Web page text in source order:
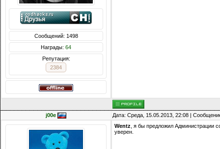
Сообщений: 1498
Награды: 64
Репутация:
2384
j00e Дата: Среда, 15.05.2013, 22:08 |
Wentz , я бы предложил Администрации
уверен.